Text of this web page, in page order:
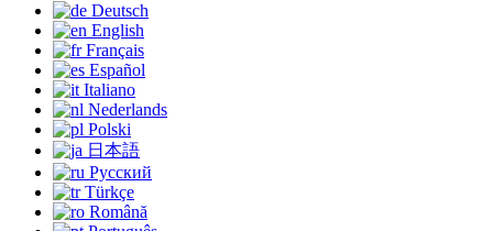
Deutsch
English
Français
Español
Italiano
Nederlands
Polski
日本語
Русский
Türkçe
Română